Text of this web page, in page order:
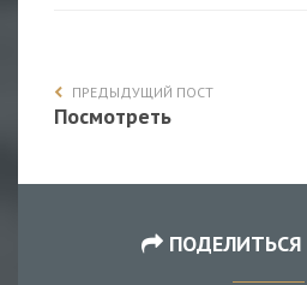
ПРЕДЫДУЩИЙ ПОСТ
Посмотреть
ПОДЕЛИТЬСЯ